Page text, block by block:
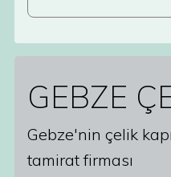
GEBZE
Gebze'nin çelik
tamirat firması